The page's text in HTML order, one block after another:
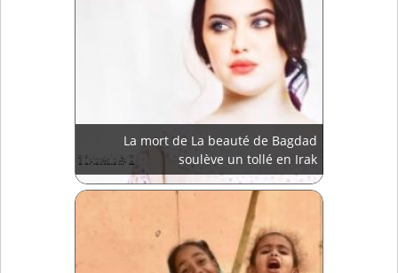
La mort de La beauté de Bagdad
soulève un tollé en Irak